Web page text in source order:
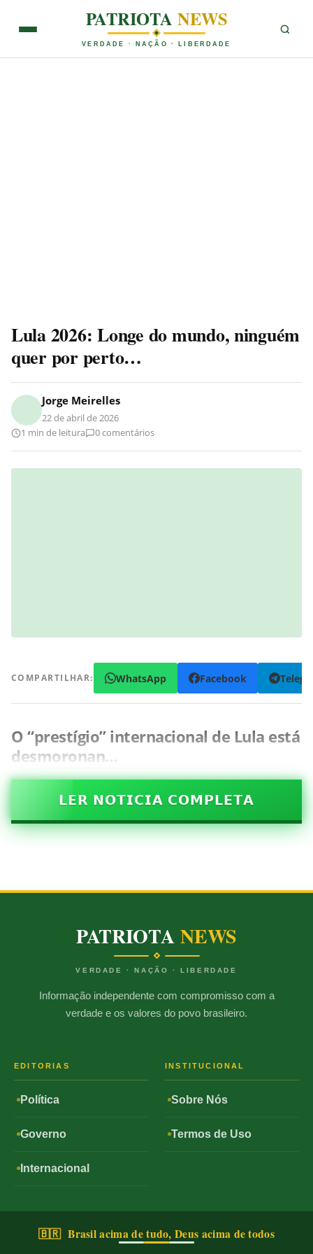
PATRIOTANEWS
VERDADE · NAÇÃO · LIBERDADE
Lula 2026: Longe do mundo, ninguém
quer por perto…
Jorge Meirelles
22 de abril de 2026
1 min de leitura
0 comentários
COMPARTILHAR: WhatsApp Facebook
O “prestígio” internacional de Lula está
desmoronan…
𝗟𝗘𝗥 𝗡𝗢𝗧𝗜𝗖𝗜𝗔 𝗖𝗢𝗠𝗣𝗟𝗘𝗧𝗔
PATRIOTANEWS
VERDADE · NAÇÃO · LIBERDADE
Informação independente com compromisso com a
verdade e os valores do povo brasileiro.
EDITORIAS
Política
Governo
Internacional
INSTITUCIONAL
Sobre Nós
Termos de Uso
🇧🇷 Brasil acima de tudo, Deus acima de todos